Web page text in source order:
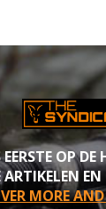
OP DE
ARTIKELEN
MORE